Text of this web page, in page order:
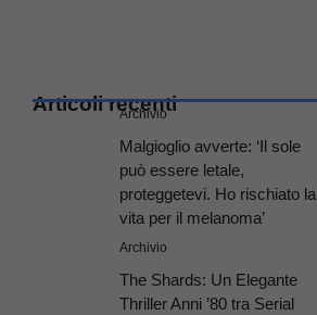
Articoli recenti
Archivio
Malgioglio avverte: ‘Il sole
può essere letale,
proteggetevi. Ho rischiato la
vita per il melanoma’
Archivio
The Shards: Un Elegante
Thriller Anni ’80 tra Serial